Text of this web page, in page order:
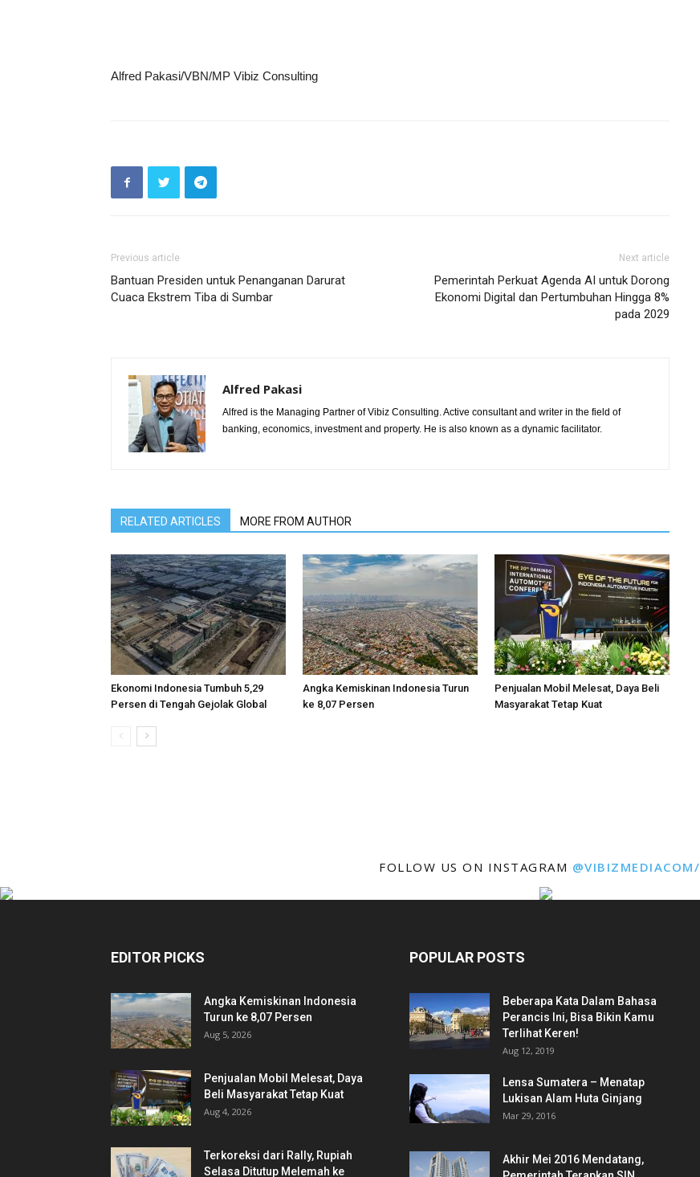
Alfred Pakasi/VBN/MP Vibiz Consulting
Previous article
Bantuan Presiden untuk Penanganan Darurat
Cuaca Ekstrem Tiba di Sumbar
Next article
Pemerintah Perkuat Agenda AI untuk Dorong
Ekonomi Digital dan Pertumbuhan Hingga 8%
pada 2029
Alfred Pakasi
Alfred is the Managing Partner of Vibiz Consulting. Active consultant and writer in the field of
banking, economics, investment and property. He is also known as a dynamic facilitator.
RELATED ARTICLES MORE FROM AUTHOR
Ekonomi Indonesia Tumbuh 5,29
Persen di Tengah Gejolak Global
Angka Kemiskinan Indonesia Turun
ke 8,07 Persen
Penjualan Mobil Melesat, Daya Beli
Masyarakat Tetap Kuat
FOLLOW US ON INSTAGRAM @VIBIZMEDIACOM/
EDITOR PICKS
Angka Kemiskinan Indonesia
Turun ke 8,07 Persen
Aug 5, 2026
Penjualan Mobil Melesat, Daya
Beli Masyarakat Tetap Kuat
Aug 4, 2026
Terkoreksi dari Rally, Rupiah
Selasa Ditutup Melemah ke
POPULAR POSTS
Beberapa Kata Dalam Bahasa
Perancis Ini, Bisa Bikin Kamu
Terlihat Keren!
Aug 12, 2019
Lensa Sumatera – Menatap
Lukisan Alam Huta Ginjang
Mar 29, 2016
Akhir Mei 2016 Mendatang,